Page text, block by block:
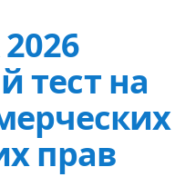
тест на
прав